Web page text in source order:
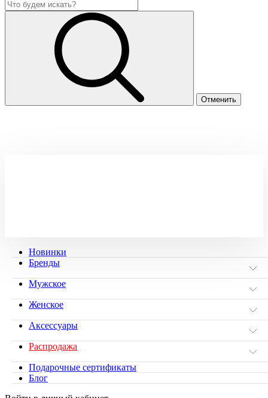
Новинки
Бренды
Мужское
Женское
Аксессуары
Распродажа
Подарочные сертификаты
Блог